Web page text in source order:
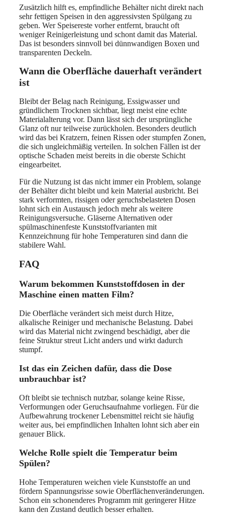
Zusätzlich hilft es, empfindliche Behälter nicht direkt nach
sehr fettigen Speisen in den aggressivsten Spülgang zu
geben. Wer Speisereste vorher entfernt, braucht oft
weniger Reinigerleistung und schont damit das Material.
Das ist besonders sinnvoll bei dünnwandigen Boxen und
transparenten Deckeln.
Wann die Oberfläche dauerhaft verändert
ist
Bleibt der Belag nach Reinigung, Essigwasser und
gründlichem Trocknen sichtbar, liegt meist eine echte
Materialalterung vor. Dann lässt sich der ursprüngliche
Glanz oft nur teilweise zurückholen. Besonders deutlich
wird das bei Kratzern, feinen Rissen oder stumpfen Zonen,
die sich ungleichmäßig verteilen. In solchen Fällen ist der
optische Schaden meist bereits in die oberste Schicht
eingearbeitet.
Für die Nutzung ist das nicht immer ein Problem, solange
der Behälter dicht bleibt und kein Material ausbricht. Bei
stark verformten, rissigen oder geruchsbelasteten Dosen
lohnt sich ein Austausch jedoch mehr als weitere
Reinigungsversuche. Gläserne Alternativen oder
spülmaschinenfeste Kunststoffvarianten mit
Kennzeichnung für hohe Temperaturen sind dann die
stabilere Wahl.
FAQ
Warum bekommen Kunststoffdosen in der
Maschine einen matten Film?
Die Oberfläche verändert sich meist durch Hitze,
alkalische Reiniger und mechanische Belastung. Dabei
wird das Material nicht zwingend beschädigt, aber die
feine Struktur streut Licht anders und wirkt dadurch
stumpf.
Ist das ein Zeichen dafür, dass die Dose
unbrauchbar ist?
Oft bleibt sie technisch nutzbar, solange keine Risse,
Verformungen oder Geruchsaufnahme vorliegen. Für die
Aufbewahrung trockener Lebensmittel reicht sie häufig
weiter aus, bei empfindlichen Inhalten lohnt sich aber ein
genauer Blick.
Welche Rolle spielt die Temperatur beim
Spülen?
Hohe Temperaturen weichen viele Kunststoffe an und
fördern Spannungsrisse sowie Oberflächenveränderungen.
Schon ein schonenderes Programm mit geringerer Hitze
kann den Zustand deutlich besser erhalten.